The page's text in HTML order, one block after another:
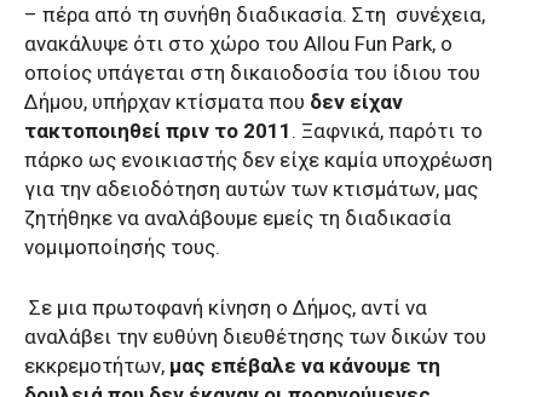
– πέρα από τη συνήθη διαδικασία. Στη συνέχεια,
ανακάλυψε ότι στο χώρο του Allou Fun Park, ο
οποίος υπάγεται στη δικαιοδοσία του ίδιου του
Δήμου, υπήρχαν κτίσματα που δεν είχαν
τακτοποιηθεί πριν το 2011 . Ξαφνικά, παρότι το
πάρκο ως ενοικιαστής δεν είχε καμία υποχρέωση
για την αδειοδότηση αυτών των κτισμάτων, μας
ζητήθηκε να αναλάβουμε εμείς τη διαδικασία
νομιμοποίησής τους.
Σε μια πρωτοφανή κίνηση ο Δήμος, αντί να
αναλάβει την ευθύνη διευθέτησης των δικών του
εκκρεμοτήτων, μας επέβαλε να κάνουμε τη